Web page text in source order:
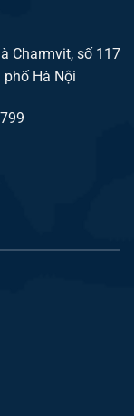
Charmvit, số 117
phố Hà Nội